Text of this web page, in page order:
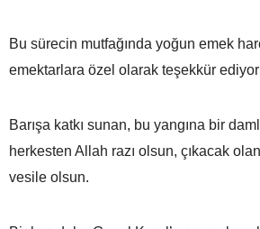
Bu sürecin mutfağında yoğun emek
emektarlara özel olarak teşekkür
Barışa katkı sunan, bu yangına bir
herkesten Allah razı olsun, çıkacak
vesile olsun.